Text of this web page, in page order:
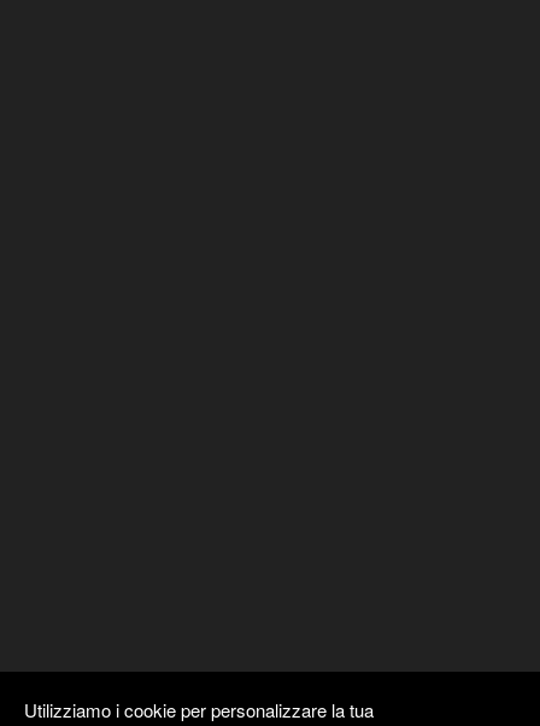
Utilizziamo i cookie per personalizzare la tua